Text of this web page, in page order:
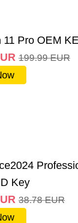
11 Pro OEM
199.99 EUR
Key
38.78 EUR